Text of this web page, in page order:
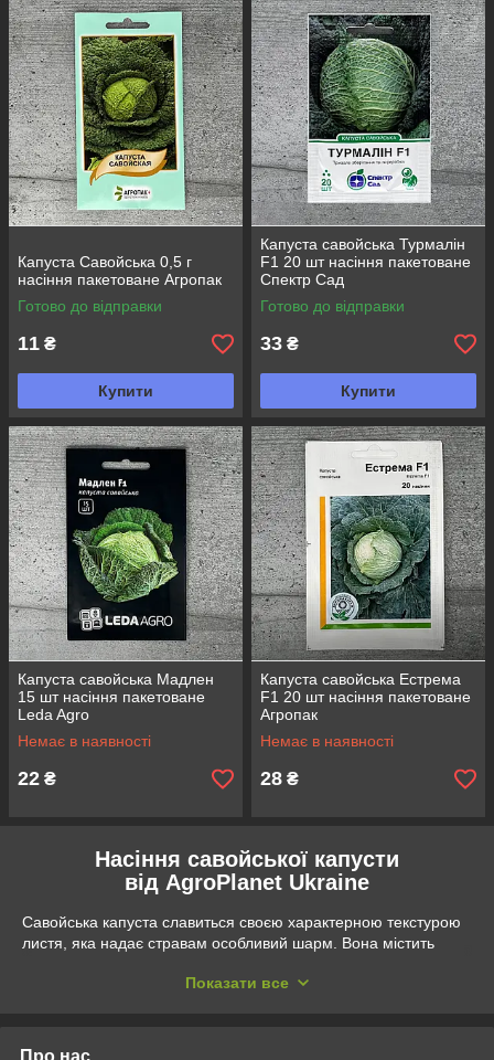
Капуста Савойська 0,5 г
насіння пакетоване Агропак
Готово до відправки
11 ₴
Купити
Капуста савойська Турмалін
F1 20 шт насіння пакетоване
Спектр Сад
Готово до відправки
33 ₴
Купити
Капуста савойська Мадлен
15 шт насіння пакетоване
Leda Agro
Немає в наявності
22 ₴
Капуста савойська Естрема
F1 20 шт насіння пакетоване
Агропак
Немає в наявності
28 ₴
Насіння савойської капусти
від AgroPlanet Ukraine
Савойська капуста славиться своєю характерною текстурою
листя, яка надає стравам особливий шарм. Вона містить
інтернет-магазину АgroPlanet Ukraine
Обирайте між сортами, такими як Естрема, Мадлен та
Показати все
Про нас